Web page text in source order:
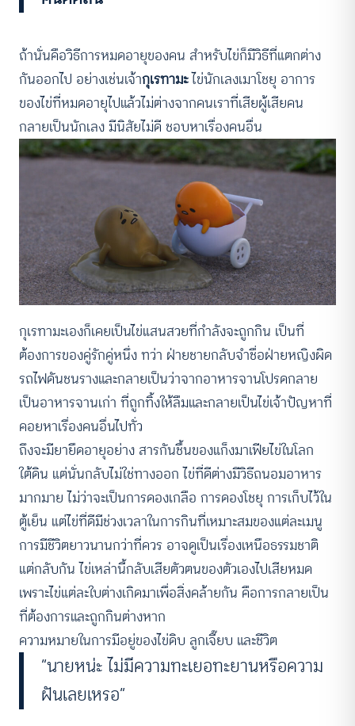
ถ้านั่นคือวิธีการหมดอายุของคน สำหรับไข่ก็มีวิธีที่แตกต่าง
กันออกไป อย่างเช่นเจ้ากุเรทามะไข่นักเลงเมาโชยุ อาการ
ของไข่ที่หมดอายุไปแล้วไม่ต่างจากคนเราที่เสียผู้เสียคน
กลายเป็นนักเลง มีนิสัยไม่ดี ชอบหาเรื่องคนอื่น
กุเรทามะเองก็เคยเป็นไข่แสนสวยที่กำลังจะถูกกิน เป็นที่
ต้องการของคู่รักคู่หนึ่ง ทว่า ฝ่ายชายกลับจำชื่อฝ่ายหญิงผิด
รถไฟดันชนรางและกลายเป็นว่าจากอาหารจานโปรดกลาย
เป็นอาหารจานเก่า ที่ถูกทิ้งให้ลืมและกลายเป็นไข่เจ้าปัญหาที่
คอยหาเรื่องคนอื่นไปทั่ว
ถึงจะมียายืดอายุอย่าง สารกันชื้นของแก็งมาเฟียไข่ในโลก
ใต้ดิน แต่นั่นกลับไม่ใช่ทางออก ไข่ที่ดีต่างมีวิธีถนอมอาหาร
มากมาย ไม่ว่าจะเป็นการดองเกลือ การดองโชยุ การเก็บไว้ใน
ตู้เย็น แต่ไข่ที่ดีมีช่วงเวลาในการกินที่เหมาะสมของแต่ละเมนู
การมีชีวิตยาวนานกว่าที่ควร อาจดูเป็นเรื่องเหนือธรรมชาติ
แต่กลับกัน ไข่เหล่านี้กลับเสียตัวตนของตัวเองไปเสียหมด
เพราะไข่แต่ละใบต่างเกิดมาเพื่อสิ่งคล้ายกัน คือการกลายเป็น
ที่ต้องการและถูกกินต่างหาก
ความหมายในการมีอยู่ของไข่ดิบ ลูกเจี๊ยบ และชีวิต
“นายหน่ะ ไม่มีความทะเยอทะยานหรือความ
ฝันเลยเหรอ”